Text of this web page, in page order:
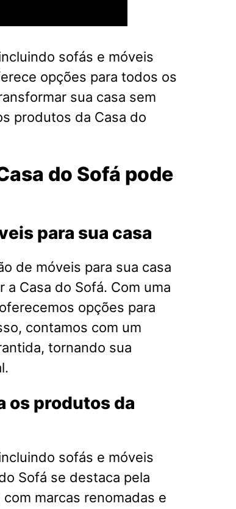
sofás e móveis
opções para todos os
sua casa sem
produtos da Casa do
do Sofá pode
para sua casa
de móveis para sua casa
a Casa do Sofá. Com uma
opções para
contamos com um
tornando sua
os produtos da
sofás e móveis
Sofá se destaca pela
marcas renomadas e